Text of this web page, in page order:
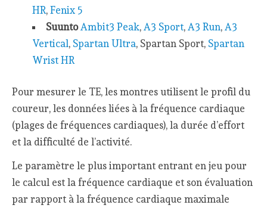
HR,Fenix 5
Suunto Ambit3 Peak, A3 Sport, A3 Run, A3
Vertical, Spartan Ultra, Spartan Sport, Spartan
Wrist HR
Pour mesurer le TE, les montres utilisent le profil du
coureur, les données liées à la fréquence cardiaque
(plages de fréquences cardiaques), la durée d’effort
et la difficulté de l’activité.
Le paramètre le plus important entrant en jeu pour
le calcul est la fréquence cardiaque et son évaluation
par rapport à la fréquence cardiaque maximale